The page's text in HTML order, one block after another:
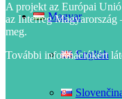
Magyar
English
A projekt az Európai
az Interreg Magyarország
meg.
További információkért